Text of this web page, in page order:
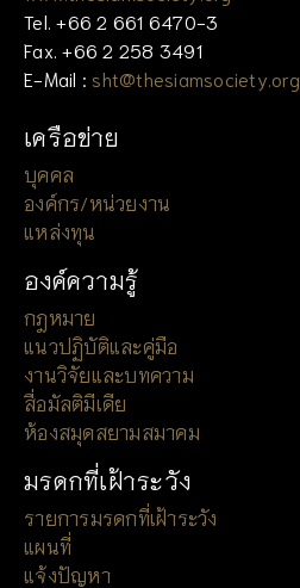
Tel. +66 2 661 6470-3
Fax. +66 2 258 3491
E-Mail : sht@thesiamsociety.org
เครือข่าย
บุคคล
องค์กร/หน่วยงาน
แหล่งทุน
องค์ความรู้
กฎหมาย
แนวปฏิบัติและคู่มือ
งานวิจัยและบทความ
สื่อมัลติมีเดีย
ห้องสมุดสยามสมาคม
มรดกที่เฝ้าระวัง
รายการมรดกที่เฝ้าระวัง
แผนที่
แจ้งปัญหา